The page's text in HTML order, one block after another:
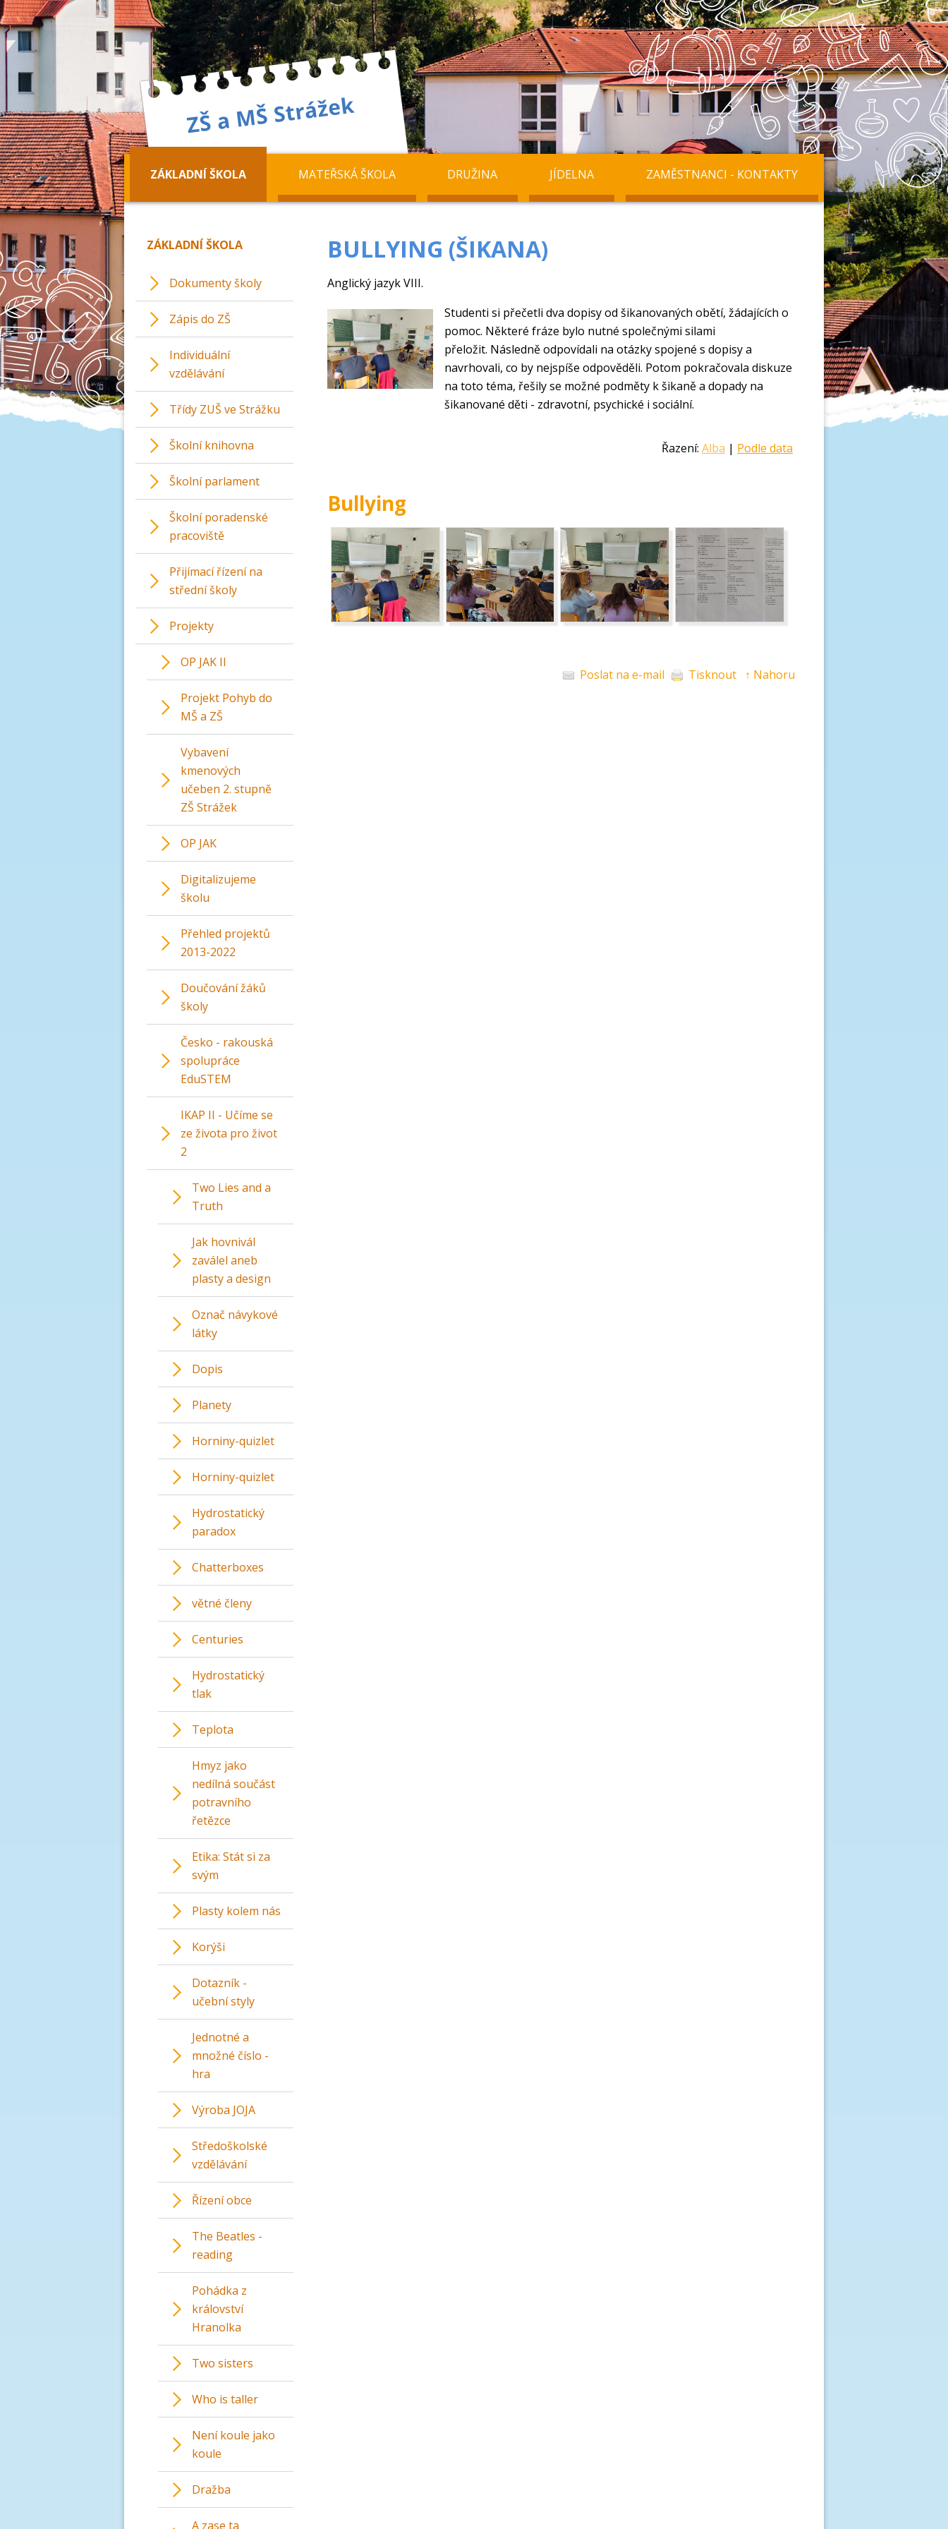
ZÁKLADNÍ ŠKOLA MATEŘSKÁ ŠKOLA DRUŽINA JÍDELNA ZAMĚSTNANCI - KONTAKTY
BULLYING (ŠIKANA)
Anglický jazyk VIII.
Studenti si přečetli dva dopisy od šikanovaných obětí, žádajících o
pomoc. Některé fráze bylo nutné společnými silami
přeložit. Následně odpovídali na otázky spojené s dopisy a
navrhovali, co by nejspíše odpověděli. Potom pokračovala diskuze
na toto téma, řešily se možné podměty k šikaně a dopady na
šikanované děti - zdravotní, psychické i sociální.
Řazení: Alba | Podle data
Bullying
Poslat na e-mail Tisknout ↑ Nahoru
ZÁKLADNÍ ŠKOLA
Dokumenty školy
Zápis do ZŠ
Individuální
vzdělávání
Třídy ZUŠ ve Strážku
Školní knihovna
Školní parlament
Školní poradenské
pracoviště
Přijímací řízení na
střední školy
Projekty
OP JAK II
Projekt Pohyb do
MŠ a ZŠ
Vybavení
kmenových
učeben 2. stupně
ZŠ Strážek
OP JAK
Digitalizujeme
školu
Přehled projektů
2013-2022
Doučování žáků
školy
Česko - rakouská
spolupráce
EduSTEM
IKAP II - Učíme se
ze života pro život
2
Two Lies and a
Truth
Jak hovnivál
zaválel aneb
plasty a design
Označ návykové
látky
Dopis
Planety
Horniny-quizlet
Horniny-quizlet
Hydrostatický
paradox
Chatterboxes
větné členy
Centuries
Hydrostatický
tlak
Teplota
Hmyz jako
nedílná součást
potravního
řetězce
Etika: Stát si za
svým
Plasty kolem nás
Korýši
Dotazník -
učební styly
Jednotné a
množné číslo -
hra
Výroba JOJA
Středoškolské
vzdělávání
Řízení obce
The Beatles -
reading
Pohádka z
království
Hranolka
Two sisters
Who is taller
Není koule jako
koule
Dražba
A zase ta